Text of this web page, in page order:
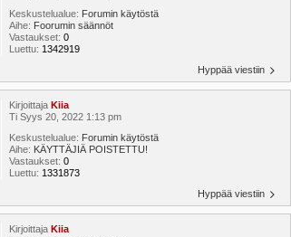
Keskustelualue: Forumin käytöstä
Aihe: Foorumin säännöt
Vastaukset:0
Luettu: 1342919
Hyppää viestiin
KirjoittajaKiia
Ti Syys 20, 2022 1:13 pm
Keskustelualue: Forumin käytöstä
Aihe: KÄYTTÄJIÄ POISTETTU!
Vastaukset:0
Luettu: 1331873
Hyppää viestiin
KirjoittajaKiia